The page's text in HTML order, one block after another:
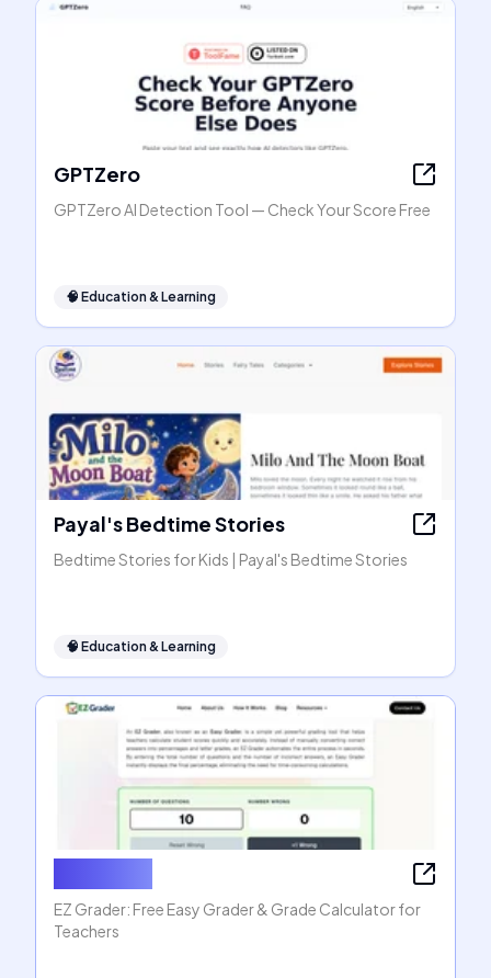
GPTZero
GPTZero AI Detection Tool — Check Your Score Free
🧠 Education & Learning
Payal's Bedtime Stories
Bedtime Stories for Kids | Payal's Bedtime Stories
🧠 Education & Learning
EZ Grader: Free Easy Grader & Grade Calculator for
Teachers